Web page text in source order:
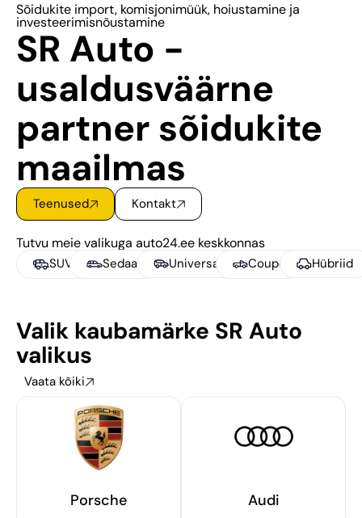
Sõidukite import, komisjonimüük, hoiustamine ja
investeerimisnõustamine
SR Auto -
usaldusväärne
partner sõidukite
maailmas
Teenused Kontakt
Tutvu meie valikuga auto24.ee keskkonnas
SUV Sedaan Universaal Coupe Hübriid
Valik kaubamärke SR Auto
valikus
Vaata kõiki
Porsche Audi